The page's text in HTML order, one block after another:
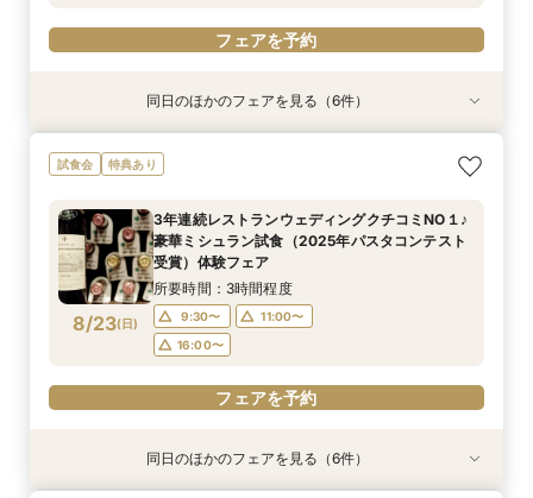
フェアを予約
特典あり
8/22(土)
【満足度No1】2万円相当豪華試食付＆天空チャ
ペル体験フェア
9:30〜
11:00〜
16:00〜
フェアを予約
特典あり
8/22(土)
【料理重視なら】20名～貸切可◎ミシュランの
味を堪能！2万円相当のコース試食
9:30〜
11:00〜
16:00〜
フェアを予約
特典あり
8/22(土)
3年連続レストランウェディングクチコミNO１♪
豪華ミシュラン試食（2025年パスタコンテスト
所要時間：3時間程度
9:30〜
11:00〜
16:00〜
フェアを予約
特典あり
8/22(土)
【1.5次会相談】カジュアルリッチなWD◇眺望
と美食を堪能
9:30〜
11:00〜
16:00〜
フェアを予約
特典あり
8/22(土)
【初見学がお得】好立地＆絶景！２万円相当の試
食+ワイン試飲
9:30〜
11:00〜
16:00〜
フェアを予約
8/22(土)
【早朝や仕事後も◎】所要90分！クイック相談
会 お料理チケット付き♪
9:30〜
13:30〜
16:00〜
フェアを予約
同日のほかのフェアを見る（6件）
試食会 特典あり
8/23(日)
3年連続レストランウェディングクチコミNO１♪
豪華ミシュラン試食（2025年パスタコンテスト
受賞）体験フェア
所要時間：3時間程度
9:30〜
11:00〜
16:00〜
フェアを予約
特典あり
特典あり
特典あり
特典あり
特典あり同日のほかのフェアを見る（6件）